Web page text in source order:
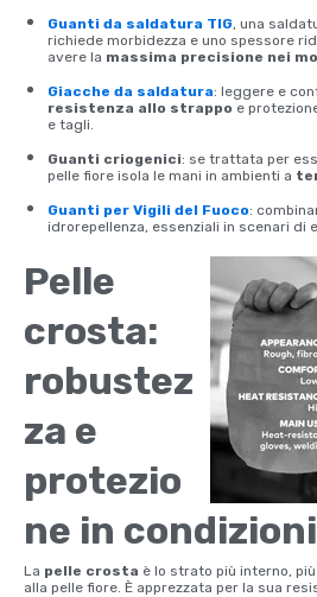
Guanti da saldatura TIG, una
richiede morbidezza e uno spessore
avere la massima precisione nei
Giacche da saldatura: leggere e
resistenza allo strappo e
e tagli.
Guanti criogenici: se trattata per
pelle fiore isola le mani in ambienti a
Guanti per Vigili del Fuoco:
idrorepellenza, essenziali in scenari di
Pelle
crosta:
robustez
za e
protezio
ne in
La pelle crosta è lo strato più interno,
alla pelle fiore. È apprezzata per la sua